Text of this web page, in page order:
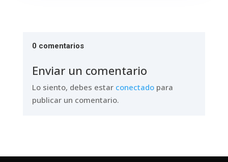
0 comentarios
Enviar un comentario
Lo siento, debes estar conectadopara
publicar un comentario.